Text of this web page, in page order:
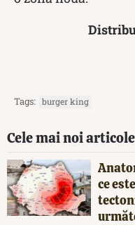
Tags: burger king
Cele mai noi articole
ce